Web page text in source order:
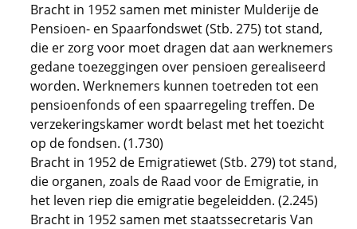
Bracht in 1952 samen met minister Mulderije de
Pensioen- en Spaarfondswet (Stb. 275) tot stand,
die er zorg voor moet dragen dat aan werknemers
gedane toezeggingen over pensioen gerealiseerd
worden. Werknemers kunnen toetreden tot een
pensioenfonds of een spaarregeling treffen. De
verzekeringskamer wordt belast met het toezicht
op de fondsen. (1.730)
Bracht in 1952 de Emigratiewet (Stb. 279) tot stand,
die organen, zoals de Raad voor de Emigratie, in
het leven riep die emigratie begeleidden. (2.245)
Bracht in 1952 samen met staatssecretaris Van